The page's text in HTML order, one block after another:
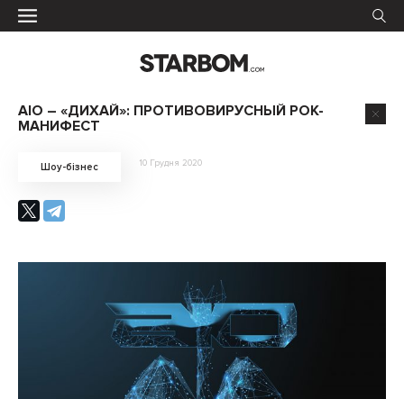
AIO – «ДИХАЙ»: ПРОТИВОВИРУСНЫЙ РОК-
МАНИФЕСТ
Шоу-бізнес 10 Грудня 2020